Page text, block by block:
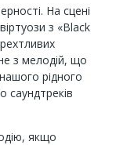
На сцені
з «Black
з мелодій, що
рідного
саундтреків
якщо